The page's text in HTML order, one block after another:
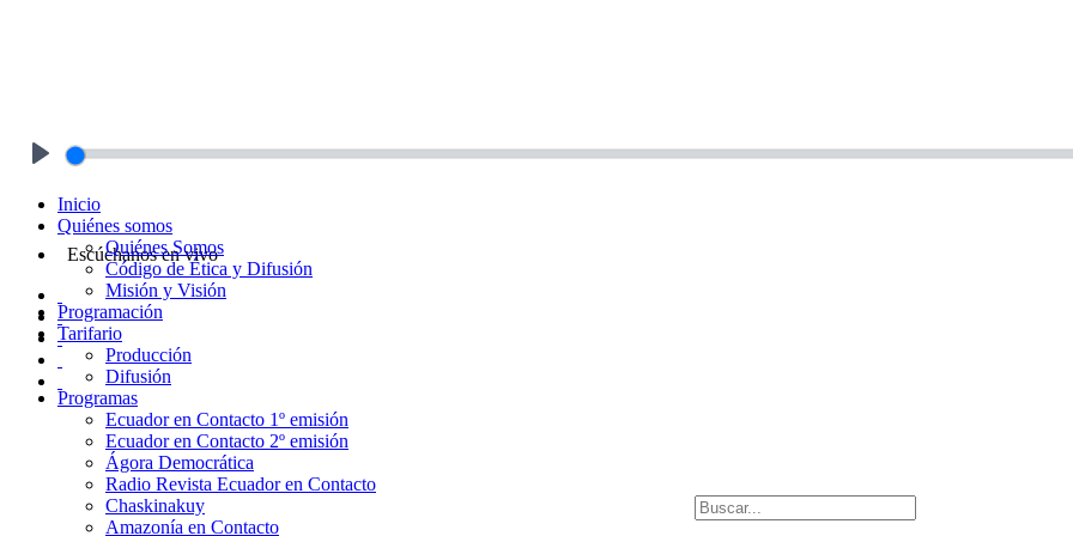
Escúchanos en vivo
Inicio
Quiénes somos
Quiénes Somos
Código de Ética y Difusión
Misión y Visión
Programación
Tarifario
Producción
Difusión
Programas
Ecuador en Contacto 1º emisión
Ecuador en Contacto 2º emisión
Ágora Democrática
Radio Revista Ecuador en Contacto
Chaskinakuy
Amazonía en Contacto